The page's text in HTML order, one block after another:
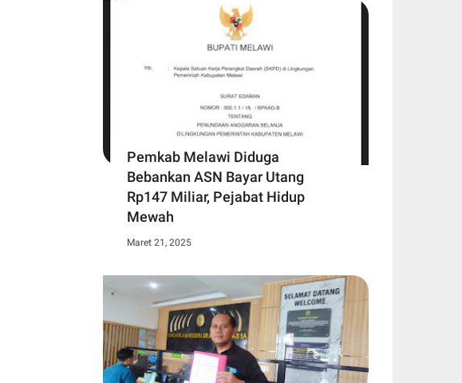
Pemkab Melawi Diduga
Bebankan ASN Bayar Utang
Rp147 Miliar, Pejabat Hidup
Mewah
Maret 21, 2025